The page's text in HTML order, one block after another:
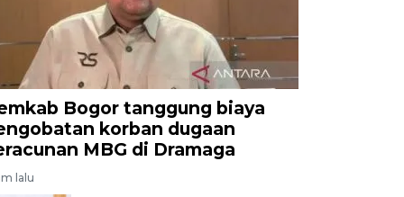
Bogor tanggung biaya
korban dugaan
MBG di Dramaga
lalu